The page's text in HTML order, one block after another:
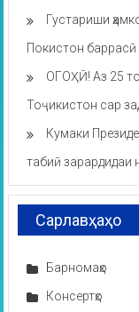
Густариши
Покистон
ОГОҲӢ! Аз 25
Тоҷикистон сар
Кумаки
табиӣ зарардидаи
Сарлавҳаҳо
Барномаҳо
Консертҳо